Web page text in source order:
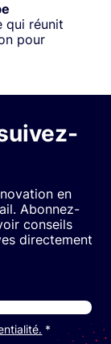
qui réunit
pour
en
Abonnez-
conseils
directement
*